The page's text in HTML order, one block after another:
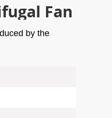
Fan
by the